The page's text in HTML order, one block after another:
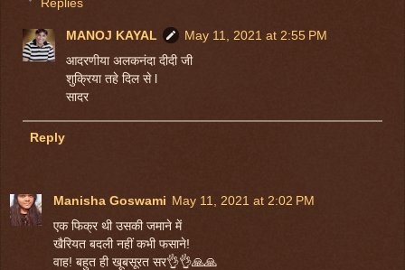
MANOJ KAYAL
May 11, 2021 at 2:55 PM
आदरणीया अलकनंदा दीदी जी
शुक्रिया तहे दिल से l
सादर
Reply
Manisha Goswami May 11, 2021 at 2:02 PM
एक फिक्र थी उसकी जमाने में
खैरियत बदली नहीं कभी फसाने!
वाह! बहुत ही खूबसूरत सर👌👌🙏🙏